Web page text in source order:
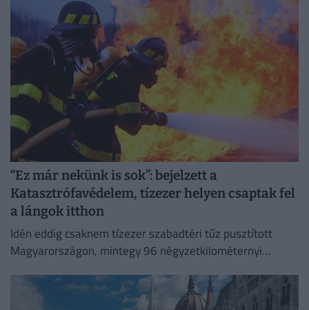
“Ez már nekünk is sok”: bejelzett a
Katasztrófavédelem, tízezer helyen csaptak fel
a lángok itthon
Idén eddig csaknem tízezer szabadtéri tűz pusztított
Magyarországon, mintegy 96 négyzetkilométernyi